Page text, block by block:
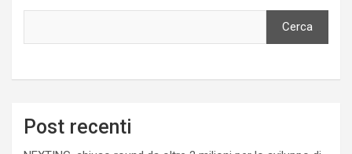
Cerca
Post recenti